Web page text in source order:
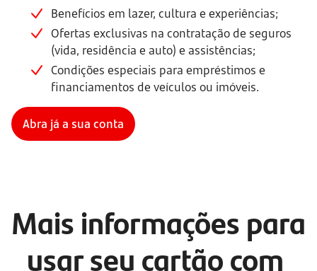
Benefícios em lazer, cultura e experiências;
Ofertas exclusivas na contratação de seguros
(vida, residência e auto) e assistências;
Condições especiais para empréstimos e
financiamentos de veículos ou imóveis.
Abra já a sua conta
Mais informações para
usar seu cartão com